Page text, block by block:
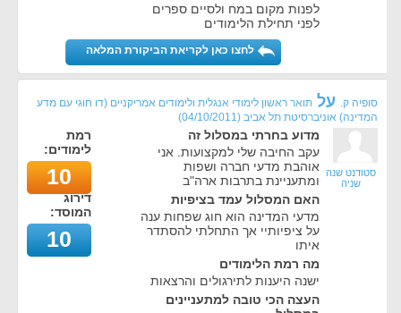
לפנות מקום במח ולסיים ספרים
לפני תחילת הלימודים
לחצו כאן לקריאת הביקורת המלאה
סופיה ק. על תואר ראשון לימודי אנגלית ולימודים אמריקניים (דו חוגי עם מדע
המדינה) אוניברסיטת תל אביב (
04/10/2011
)
סטודנט שנה
שניה
מדוע בחרתי במסלול זה
עקב החיבה שלי למקצועות. אני
אוהבת מדעי חברה ושפות
ומתעניינת בתרבות ארה"ב
האם המסלול עמד בציפיות
מדעי המדינה הוא חוג שפחות ענה
על ציפיותיי אך התחלתי להסתדר
איתו
מה רמת הלימודים
ישנה היענות לתירגולים והרצאות
העצה הכי טובה למתעניינים
רמת
לימודים:
10
דירוג
המוסד:
10